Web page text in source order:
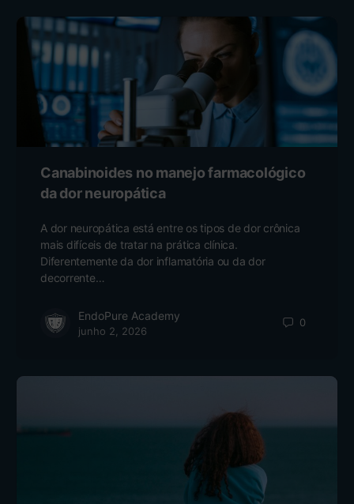
Canabinoides no manejo farmacológico
da dor neuropática
A dor neuropática está entre os tipos de dor crônica
mais difíceis de tratar na prática clínica.
Diferentemente da dor inflamatória ou da dor
decorrente…
EndoPure Academy
junho 2, 2026
0